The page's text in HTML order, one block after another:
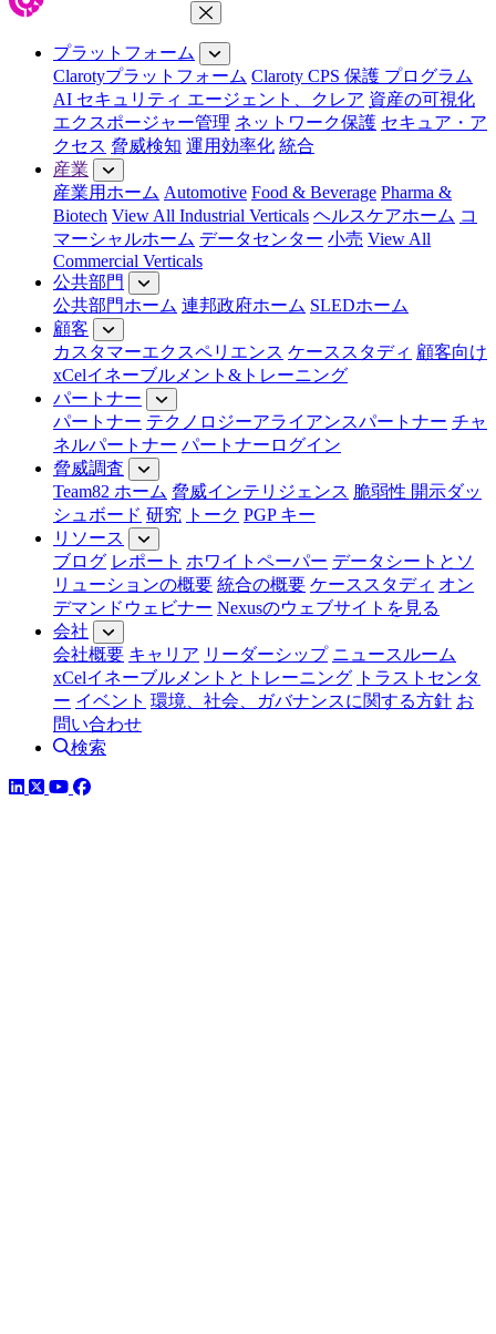
メニューを閉じる
プラットフォーム
Clarotyプラットフォーム Claroty CPS 保護 プログラム
AI セキュリティ エージェント、クレア 資産の可視化
エクスポージャー管理 ネットワーク保護 セキュア・ア
クセス 脅威検知 運用効率化 統合
産業
産業用ホーム Automotive Food & Beverage Pharma &
Biotech View All Industrial Verticals ヘルスケアホーム コ
マーシャルホーム データセンター 小売 View All
Commercial Verticals
公共部門
公共部門ホーム 連邦政府ホーム SLEDホーム
顧客
カスタマーエクスペリエンス ケーススタディ 顧客向け
xCelイネーブルメント&トレーニング
パートナー
パートナー テクノロジーアライアンスパートナー チャ
ネルパートナー パートナーログイン
脅威調査
Team82 ホーム 脅威インテリジェンス 脆弱性 開示ダッ
シュボード 研究 トーク PGP キー
リソース
ブログ レポート ホワイトペーパー データシートとソ
リューションの概要 統合の概要 ケーススタディ オン
デマンドウェビナー Nexusのウェブサイトを見る
会社
会社概要 キャリア リーダーシップ ニュースルーム
xCelイネーブルメントとトレーニング トラストセンタ
ー イベント 環境、社会、ガバナンスに関する方針 お
問い合わせ
検索
LinkedIn
ツイッター
YouTube
Facebook